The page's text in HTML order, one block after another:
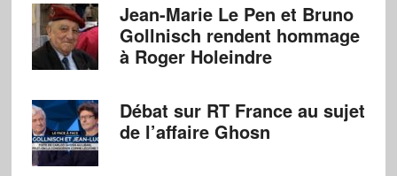
Jean-Marie Le Pen et Bruno
Gollnisch rendent hommage
à Roger Holeindre
Débat sur RT France au sujet
de l’affaire Ghosn